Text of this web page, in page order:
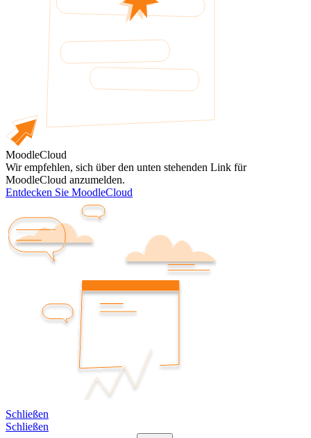
MoodleCloud
Wir empfehlen, sich über den unten stehenden Link für
MoodleCloud anzumelden.
Entdecken Sie MoodleCloud
Schließen
Schließen